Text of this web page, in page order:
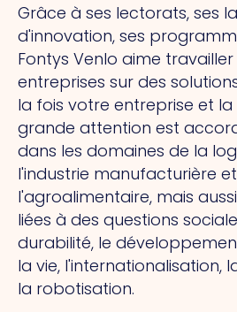
Grâce à ses lectorats, ses
d'innovation, ses
Fontys Venlo aime
entreprises sur des
la fois votre entreprise et la
grande attention est
dans les domaines de la
l'industrie manufacturière
l'agroalimentaire, mais
liées à des questions
durabilité, le
la vie, l'internationalisation,
la robotisation.